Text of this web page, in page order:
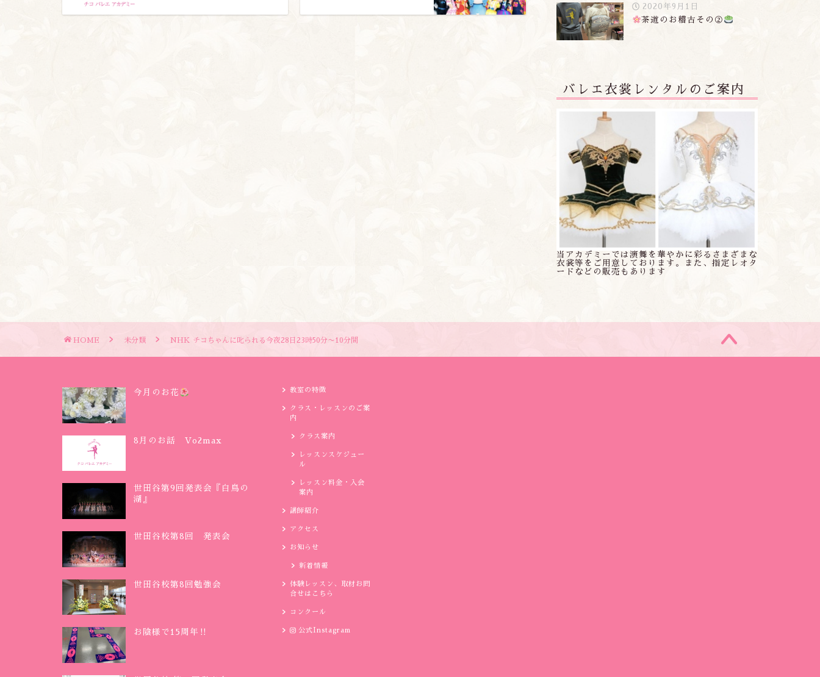
2020年9月1日
茶道のお稽古その②
バレエ衣裳レンタルのご案内
当アカデミーでは演舞を華やかに彩るさまざまな
衣裳等をご用意しております。また、指定レオタ
ードなどの販売もあります
HOME 未分類 NHK チコちゃんに叱られる今夜28日23時50分〜10分間
今月のお花
8月のお話 Vo2max
世田谷第9回発表会『白鳥の
湖』
世田谷校第8回 発表会
世田谷校第8回勉強会
お陰様で15周年‼︎
教室の特徴
クラス・レッスンのご案
内
クラス案内
レッスンスケジュー
ル
レッスン料金・入会
案内
講師紹介
アクセス
お知らせ
新着情報
体験レッスン、取材お問
合せはこちら
コンクール
公式Instagram